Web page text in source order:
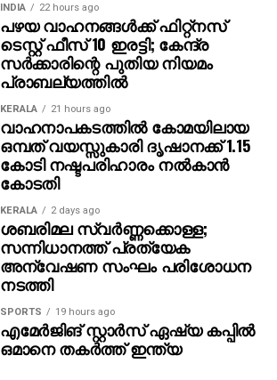
INDIA 22 hours ago
പഴയ വാഹനങ്ങള്‍ക്ക് ഫിറ്റ്‌നസ്
ടെസ്റ്റ് ഫീസ് 10 ഇരട്ടി; കേന്ദ്ര
സര്‍ക്കാരിന്റെ പുതിയ നിയമം
പ്രാബല്യത്തില്‍
KERALA 21 hours ago
വാഹനാപകടത്തില്‍ കോമയിലായ
ഒമ്പത് വയസ്സുകാരി ദൃഷാനക്ക് 1.15
കോടി നഷ്ടപരിഹാരം നല്‍കാന്‍
കോടതി
KERALA 2 days ago
ശബരിമല സ്വര്‍ണ്ണക്കൊള്ള;
സന്നിധാനത്ത് പ്രത്യേക
അന്വേഷണ സംഘം പരിശോധന
നടത്തി
SPORTS 19 hours ago
എമേര്‍ജിങ് സ്റ്റാര്‍സ് ഏഷ്യ കപ്പില്‍
ഒമാനെ തകര്‍ത്ത് ഇന്ത്യ